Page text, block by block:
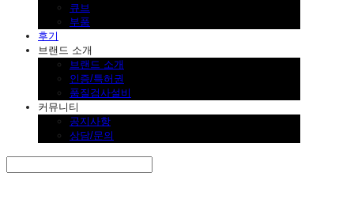
큐브
부품
후기
브랜드 소개
브랜드 소개
인증/특허권
품질검사설비
커뮤니티
공지사항
상담/문의